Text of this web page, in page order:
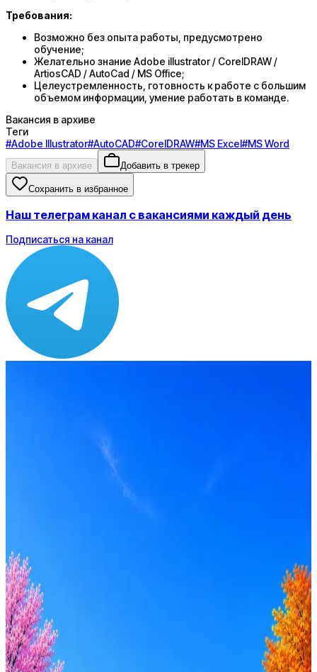
Требования:
Возможно без опыта работы, предусмотрено
обучение;
Желательно знание Adobe illustrator / CorelDRAW /
ArtiosCAD / AutoCad / MS Office;
Целеустремленность, готовность к работе с большим
объемом информации, умение работать в команде.
Вакансия в архиве
Теги
#Adobe Illustrator#AutoCAD#CorelDRAW#MS Excel#MS Word
Вакансия в архиве Добавить в трекер
Сохранить в избранное
Наш телеграм канал с вакансиями каждый день
Подписаться на канал
Оффер быстрее с Эйч